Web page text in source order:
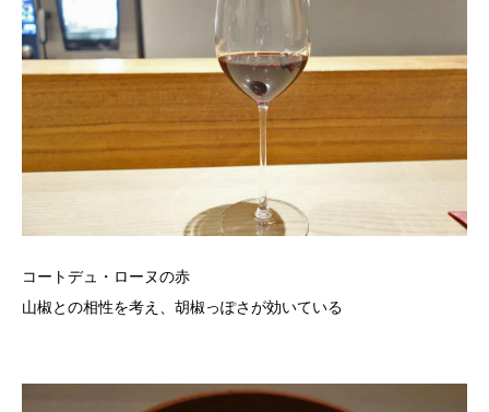
コートデュ・ローヌの赤
山椒との相性を考え、胡椒っぽさが効いている